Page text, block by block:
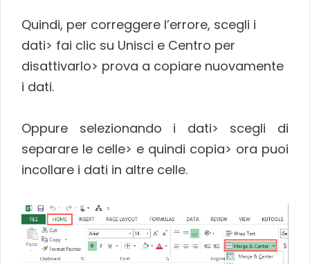
Quindi, per correggere l’errore, scegli i
dati> fai clic su Unisci e Centro per
disattivarlo> prova a copiare nuovamente
i dati.
Oppure selezionando i dati> scegli di
separare le celle> e quindi copia> ora puoi
incollare i dati in altre celle.